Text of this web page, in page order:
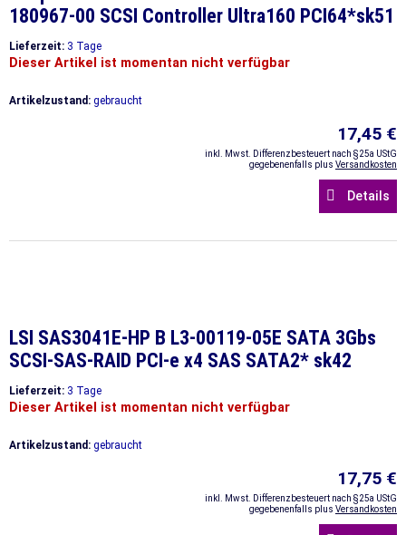
180967-00 SCSI Controller Ultra160 PCI64*sk51
Lieferzeit: 3 Tage
Dieser Artikel ist momentan nicht verfügbar
Artikelzustand: gebraucht
17,45 €
inkl. Mwst. Differenzbesteuert nach §25a UStG
gegebenenfalls plus Versandkosten
Details
LSI SAS3041E-HP B L3-00119-05E SATA 3Gbs
SCSI-SAS-RAID PCI-e x4 SAS SATA2* sk42
Lieferzeit: 3 Tage
Dieser Artikel ist momentan nicht verfügbar
Artikelzustand: gebraucht
17,75 €
inkl. Mwst. Differenzbesteuert nach §25a UStG
gegebenenfalls plus Versandkosten